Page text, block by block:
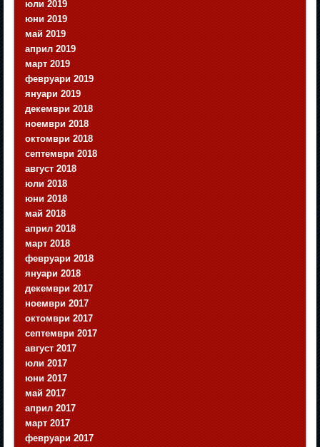
юли 2019
юни 2019
май 2019
април 2019
март 2019
февруари 2019
януари 2019
декември 2018
ноември 2018
октомври 2018
септември 2018
август 2018
юли 2018
юни 2018
май 2018
април 2018
март 2018
февруари 2018
януари 2018
декември 2017
ноември 2017
октомври 2017
септември 2017
август 2017
юли 2017
юни 2017
май 2017
април 2017
март 2017
февруари 2017